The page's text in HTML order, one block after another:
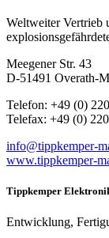
Weltweiter Vertrieb
Meegener Str. 43
D-51491 Overath-
Telefon: +49 (0)
Telefax: +49 (0)
info@tippkemper-
www.tippkemper-
Tippkemper
Entwicklung,